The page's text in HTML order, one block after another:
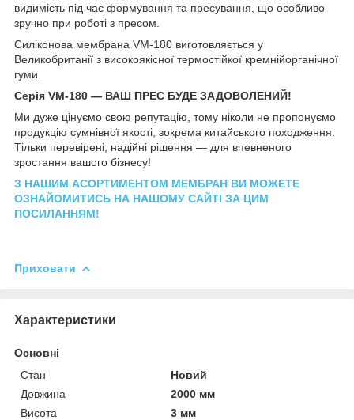
видимість під час формування та пресування, що особливо
зручно при роботі з пресом.
Силіконова мембрана VM-180 виготовляється у
Великобританії з високоякісної термостійкої кремнійорганічної
гуми.
Серія VM-180 — ВАШ ПРЕС БУДЕ ЗАДОВОЛЕНИЙ!
Ми дуже цінуємо свою репутацію, тому ніколи не пропонуємо
продукцію сумнівної якості, зокрема китайського походження.
Тільки перевірені, надійні рішення — для впевненого
зростання вашого бізнесу!
З НАШИМ АСОРТИМЕНТОМ МЕМБРАН ВИ МОЖЕТЕ
ОЗНАЙОМИТИСЬ НА НАШОМУ САЙТІ ЗА ЦИМ
ПОСИЛАННЯМ!
Приховати
Характеристики
Основні
Стан
Новий
Довжина
2000 мм
Висота
3 мм